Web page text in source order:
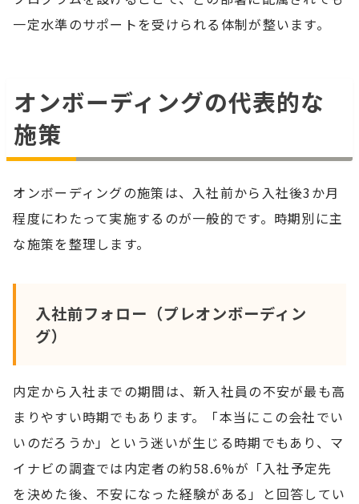
一定水準のサポートを受けられる体制が整います。
オンボーディングの代表的な
施策
オンボーディングの施策は、入社前から入社後3か月
程度にわたって実施するのが一般的です。時期別に主
な施策を整理します。
入社前フォロー（プレオンボーディン
グ）
内定から入社までの期間は、新入社員の不安が最も高
まりやすい時期でもあります。「本当にこの会社でい
いのだろうか」という迷いが生じる時期でもあり、マ
イナビの調査では内定者の約58.6%が「入社予定先
を決めた後、不安になった経験がある」と回答してい